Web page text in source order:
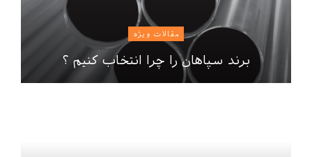
مقالات ویژه
برند سپاهان را چرا انتخاب کنیم ؟